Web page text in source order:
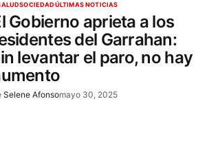
SOCIEDADÚLTIMAS NOTICIAS
Gobierno aprieta a los
del Garrahan:
levantar el paro, no hay
Selene Afonsomayo 30, 2025